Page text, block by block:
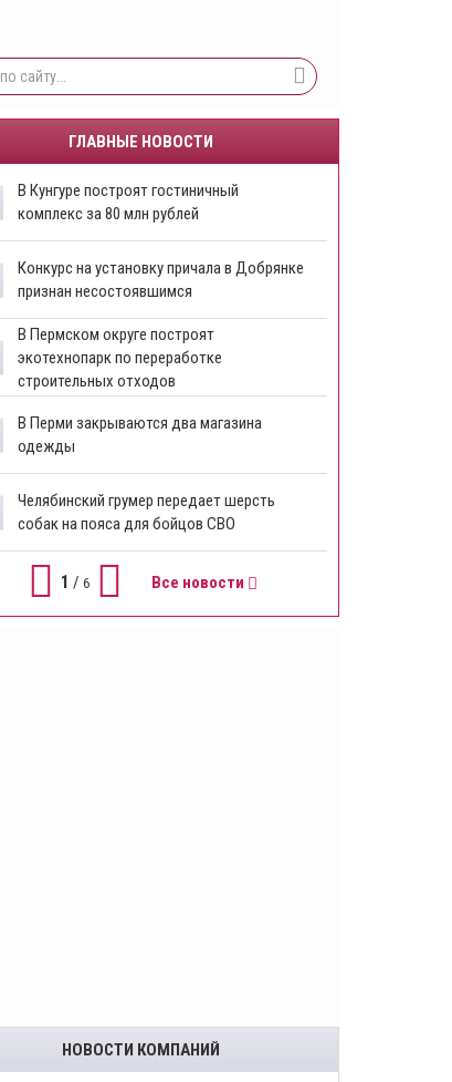
ГЛАВНЫЕ НОВОСТИ
В Кунгуре построят гостиничный
комплекс за 80 млн рублей
Конкурс на установку причала в Добрянке
признан несостоявшимся
В Пермском округе построят
экотехнопарк по переработке
строительных отходов
В Перми закрываются два магазина
одежды
Челябинский грумер передает шерсть
собак на пояса для бойцов СВО
1 / 6 Все новости
НОВОСТИ КОМПАНИЙ